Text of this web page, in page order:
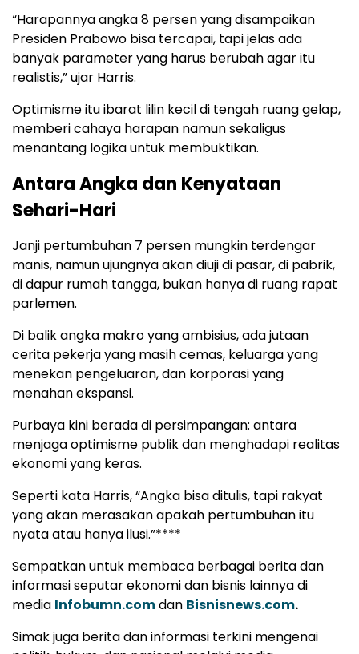
“Harapannya angka 8 persen yang disampaikan
Presiden Prabowo bisa tercapai, tapi jelas ada
banyak parameter yang harus berubah agar itu
realistis,” ujar Harris.
Optimisme itu ibarat lilin kecil di tengah ruang gelap,
memberi cahaya harapan namun sekaligus
menantang logika untuk membuktikan.
Antara Angka dan Kenyataan
Sehari-Hari
Janji pertumbuhan 7 persen mungkin terdengar
manis, namun ujungnya akan diuji di pasar, di pabrik,
di dapur rumah tangga, bukan hanya di ruang rapat
parlemen.
Di balik angka makro yang ambisius, ada jutaan
cerita pekerja yang masih cemas, keluarga yang
menekan pengeluaran, dan korporasi yang
menahan ekspansi.
Purbaya kini berada di persimpangan: antara
menjaga optimisme publik dan menghadapi realitas
ekonomi yang keras.
Seperti kata Harris, “Angka bisa ditulis, tapi rakyat
yang akan merasakan apakah pertumbuhan itu
nyata atau hanya ilusi.”****
Sempatkan untuk membaca berbagai berita dan
informasi seputar ekonomi dan bisnis lainnya di
media Infobumn.comdan Bisnisnews.com.
Simak juga berita dan informasi terkini mengenai